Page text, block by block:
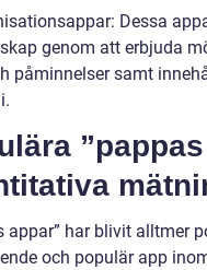
Dessa
genom att erbjuda
påminnelser samt
appar” har blivit alltmer
och populär app